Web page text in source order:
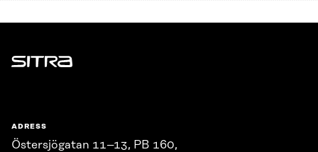
Sitra
ADRESS
Östersjögatan 11–13, PB 160,